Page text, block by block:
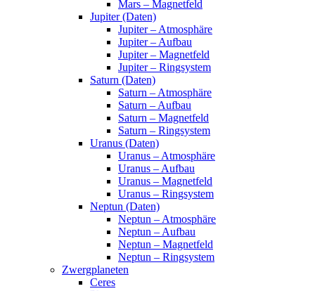
Mars – Magnetfeld
Jupiter (Daten)
Jupiter – Atmosphäre
Jupiter – Aufbau
Jupiter – Magnetfeld
Jupiter – Ringsystem
Saturn (Daten)
Saturn – Atmosphäre
Saturn – Aufbau
Saturn – Magnetfeld
Saturn – Ringsystem
Uranus (Daten)
Uranus – Atmosphäre
Uranus – Aufbau
Uranus – Magnetfeld
Uranus – Ringsystem
Neptun (Daten)
Neptun – Atmosphäre
Neptun – Aufbau
Neptun – Magnetfeld
Neptun – Ringsystem
Zwergplaneten
Ceres